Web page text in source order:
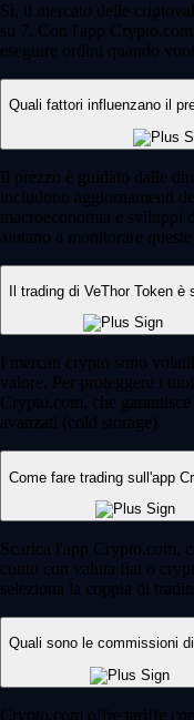
Sì, il mercato delle
su 7. Con l'app
eseguire ordini quando vuoi.
Quali fattori influenzano il
Il prezzo è guidato dalle
includono aggiornamenti
macroeconomia e sviluppi
aiutano a monitorare
Il trading di VeThor Token è
I mercati crypto sono
valore. Per proteggere i
Crypto.com, che
avanzati (cold storage).
Come fare trading sull'app
Scarica l'app Crypto.com,
conto con valuta fiat o
seleziona la coppia di
Quali sono le commissioni
Crypto.com offre tariffe